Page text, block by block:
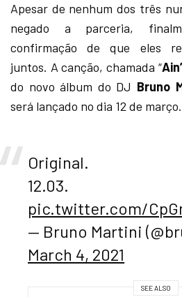
Apesar de nenhum dos três
negado a parceria,
confirmação de que eles
juntos. A canção, chamada “
do novo álbum do DJ Bruno
será lançado no dia 12 de março.
Original.
12.03.
pic.twitter.com/
— Bruno Martini
March 4, 2021
SEE ALSO